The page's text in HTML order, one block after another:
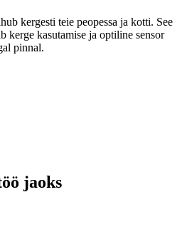
kergesti teie peopessa ja kotti. See
kerge kasutamise ja optiline sensor
pinnal.
jaoks